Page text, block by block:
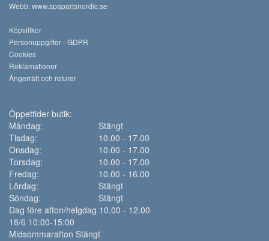
Webb:www.spapartsnordic.se
Köpvillkor
Personuppgifter - GDPR
Cookies
Reklamationer
Ångerrätt och returer
Öppettider butik:
Måndag:
Stängt
Tisdag:
10.00 - 17.00
Onsdag:
10.00 - 17.00
Torsdag:
10.00 - 17.00
Fredag:
10.00 - 16.00
Lördag:
Stängt
Söndag:
Stängt
Dag före afton/helgdag 10.00 - 12.00
18/6 10:00-15:00
Midsommarafton Stängt